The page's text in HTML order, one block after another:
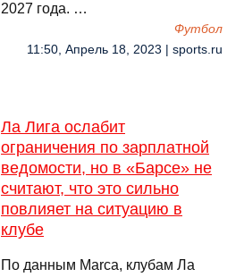
2027 года. …
Футбол
11:50, Апрель 18, 2023 | sports.ru
Ла Лига ослабит
ограничения по зарплатной
ведомости, но в «Барсе» не
считают, что это сильно
повлияет на ситуацию в
клубе
По данным Marca, клубам Ла